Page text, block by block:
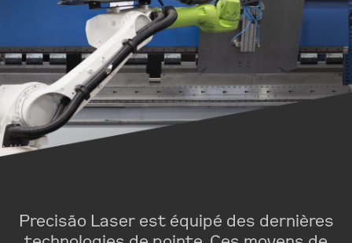
Precisão Laser est équipé des dernières